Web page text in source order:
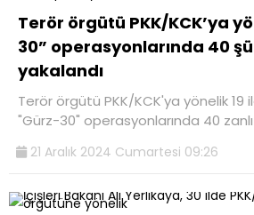
Terör örgütü PKK/KCK’ya
30” operasyonlarında 40
yakalandı
Terör örgütü PKK/KCK'ya yönelik 19
"Gürz-30" operasyonlarında 40
21 Aralık 2024 Cumartesi 09:26